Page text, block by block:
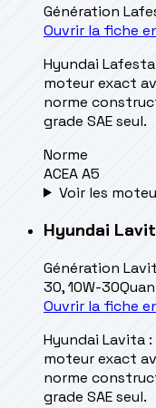
Génération
Ouvrir la fiche
Hyundai
moteur exact
norme
grade SAE seul.
Norme
ACEA A5
Voir les
Hyundai
Génération
30, 10W-30
Ouvrir la fiche
Hyundai Lavita
moteur exact
norme
grade SAE seul.